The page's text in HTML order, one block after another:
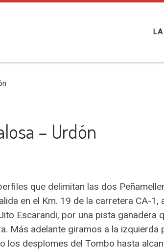
– Urdón
que delimitan las dos
en el Km. 19 de la carretera CA-
Escarandi, por una pista ganadera
Más adelante giramos a la izquierda
los desplomes del Tombo hasta